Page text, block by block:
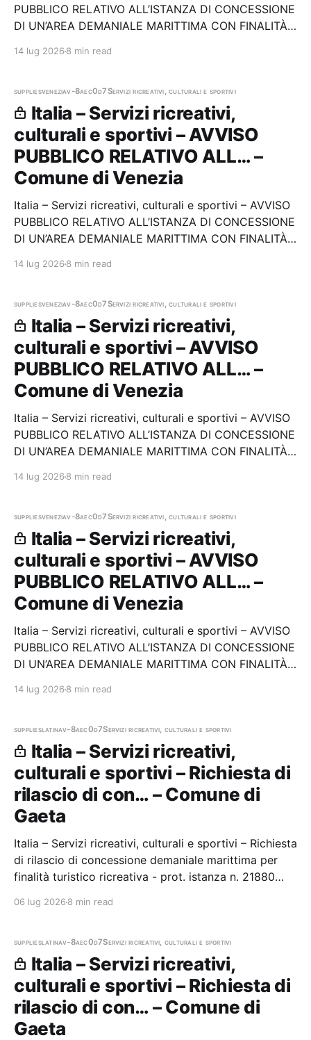
PUBBLICO RELATIVO ALL’ISTANZA DI CONCESSIONE
DI UN’AREA DEMANIALE MARITTIMA CON FINALITÀ
appaltante: Comune di Venezia
14 lug 2026 8 min read
suppliesveneziav-8aec0d7Servizi ricreativi, culturali e sportivi
Italia – Servizi ricreativi,
culturali e sportivi – AVVISO
PUBBLICO RELATIVO ALL… –
Comune di Venezia
Italia – Servizi ricreativi, culturali e sportivi – AVVISO
PUBBLICO RELATIVO ALL’ISTANZA DI CONCESSIONE
DI UN’AREA DEMANIALE MARITTIMA CON FINALITÀ
appaltante: Comune di Venezia
14 lug 2026 8 min read
suppliesveneziav-8aec0d7Servizi ricreativi, culturali e sportivi
Italia – Servizi ricreativi,
culturali e sportivi – AVVISO
PUBBLICO RELATIVO ALL… –
Comune di Venezia
Italia – Servizi ricreativi, culturali e sportivi – AVVISO
PUBBLICO RELATIVO ALL’ISTANZA DI CONCESSIONE
DI UN’AREA DEMANIALE MARITTIMA CON FINALITÀ
appaltante: Comune di Venezia
14 lug 2026 8 min read
suppliesveneziav-8aec0d7Servizi ricreativi, culturali e sportivi
Italia – Servizi ricreativi,
culturali e sportivi – AVVISO
PUBBLICO RELATIVO ALL… –
Comune di Venezia
Italia – Servizi ricreativi, culturali e sportivi – AVVISO
PUBBLICO RELATIVO ALL’ISTANZA DI CONCESSIONE
DI UN’AREA DEMANIALE MARITTIMA CON FINALITÀ
appaltante: Comune di Venezia
14 lug 2026 8 min read
supplieslatinav-8aec0d7Servizi ricreativi, culturali e sportivi
Italia – Servizi ricreativi,
culturali e sportivi – Richiesta di
rilascio di con… – Comune di
Gaeta
Italia – Servizi ricreativi, culturali e sportivi – Richiesta
di rilascio di concessione demaniale marittima per
finalità turistico ricreativa - prot. istanza n. 21880
06 lug 2026 8 min read
supplieslatinav-8aec0d7Servizi ricreativi, culturali e sportivi
Italia – Servizi ricreativi,
culturali e sportivi – Richiesta di
rilascio di con… – Comune di
Gaeta